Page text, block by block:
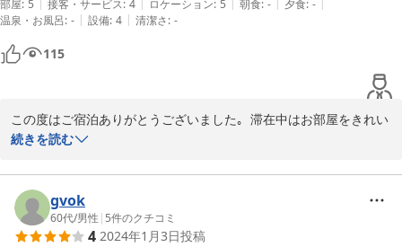
部屋: 5 接客・サービス: 4 ロケーション: 5 朝食: - 夕食: -
温泉・お風呂: - | 設備: 4 | 清潔さ: -
115
この度はご宿泊ありがとうございました｡  滞在中はお部屋をきれい
に使って頂きありがとうございました。
い！ありがとうございました!
2024-08-21
続きを読む
gvok
60代/男性 | 5件のクチコミ
4 2024年1月3日投稿